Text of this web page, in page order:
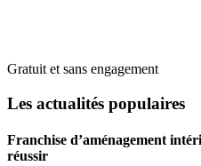
Gratuit et sans engagement
Les actualités populaires
Franchise d’aménagement
réussir